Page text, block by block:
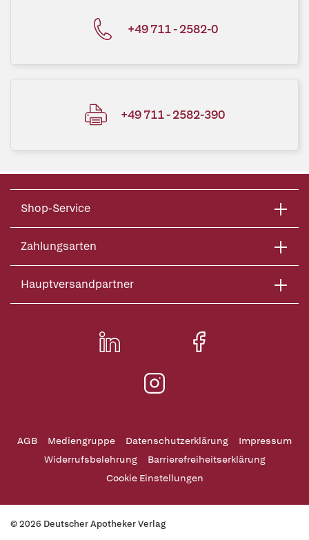
+49 711 - 2582-0
+49 711 - 2582-390
Shop-Service
Zahlungsarten
Hauptversandpartner
AGB Mediengruppe Datenschutzerklärung
Impressum
Widerrufsbelehrung
Barrierefreiheitserklärung
Cookie Einstellungen
© 2026 Deutscher Apotheker Verlag